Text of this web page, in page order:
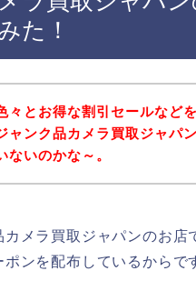
た！
々とお得な割引セールなど
ャンク品カメラ買取ジャパ
ないのかな～。
メラ買取ジャパンのお店
ンを配布しているからで